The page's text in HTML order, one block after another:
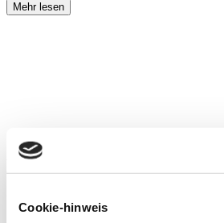
Cookie-hinweis
Mehr lesen
Lesen Sie unsere
Hervorgehobener Blog